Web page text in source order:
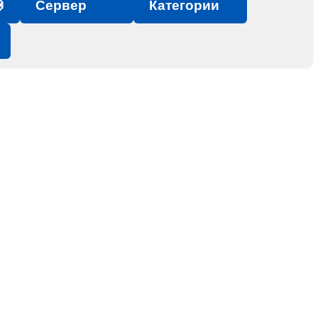
Сервер Категории